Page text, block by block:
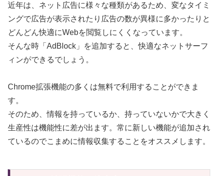
近年は、ネット広告に様々な種類があるため、変なタイミ
ングで広告が表示されたり広告の数が異様に多かったりと
どんどん快適にWebを閲覧しにくくなっています。
そんな時「AdBlock」を追加すると、快適なネットサーフ
ィンができるでしょう。
Chrome拡張機能の多くは無料で利用することができま
す。
そのため、情報を持っているか、持っていないかで大きく
生産性は機能性に差が出ます。常に新しい機能が追加され
ているのでこまめに情報収集することをオススメします。